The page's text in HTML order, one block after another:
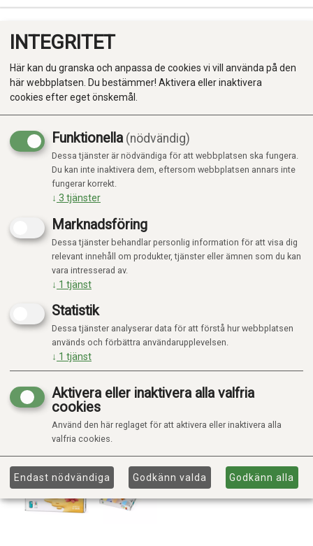
Produkter
Kategorier
Kampanj
INTEGRITET
Här kan du granska och anpassa de cookies vi vill använda på den
här webbplatsen. Du bestämmer! Aktivera eller inaktivera
cookies efter eget önskemål.
Funktionella (nödvändig)
Dessa tjänster är nödvändiga för att webbplatsen ska fungera.
Du kan inte inaktivera dem, eftersom webbplatsen annars inte
fungerar korrekt.
↓ 3 tjänster
Marknadsföring
Dessa tjänster behandlar personlig information för att visa dig
relevant innehåll om produkter, tjänster eller ämnen som du kan
vara intresserad av.
↓ 1 tjänst
Statistik
Dessa tjänster analyserar data för att förstå hur webbplatsen
används och förbättra användarupplevelsen.
↓ 1 tjänst
Aktivera eller inaktivera alla valfria
cookies
Använd den här reglaget för att aktivera eller inaktivera alla
valfria cookies.
Endast nödvändiga Godkänn valda Godkänn alla